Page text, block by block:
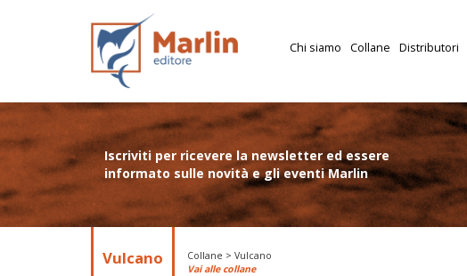
Chi siamo Collane Distributori
Iscriviti per ricevere la newsletter ed essere
informato sulle novità e gli eventi Marlin
Vulcano
Collane > Vulcano
Vai alle collane